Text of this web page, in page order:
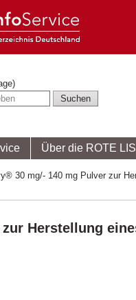
Über die ROTE
30 mg/- 140 mg Pulver zur
Herstellung